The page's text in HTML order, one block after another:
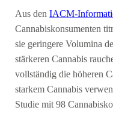
Aus denIACM-
Cannabiskonsumenten
sie geringere Volumina
stärkeren Cannabis
vollständig die höheren
starkem Cannabis
Studie mit 98